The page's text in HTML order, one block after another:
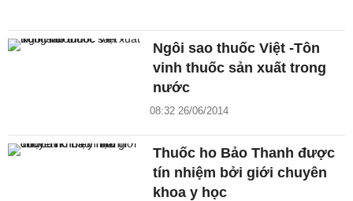
Ngôi sao thuốc Việt -Tôn
vinh thuốc sản xuất trong
nước
08:32 26/06/2014
Thuốc ho Bảo Thanh được
tín nhiệm bởi giới chuyên
khoa y học